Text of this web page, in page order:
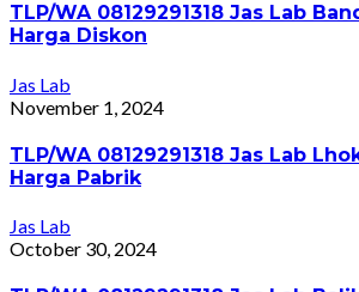
TLP/WA 08129291318 Jas Lab
Harga Diskon
Jas Lab
November 1, 2024
TLP/WA 08129291318 Jas Lab
Harga Pabrik
Jas Lab
October 30, 2024